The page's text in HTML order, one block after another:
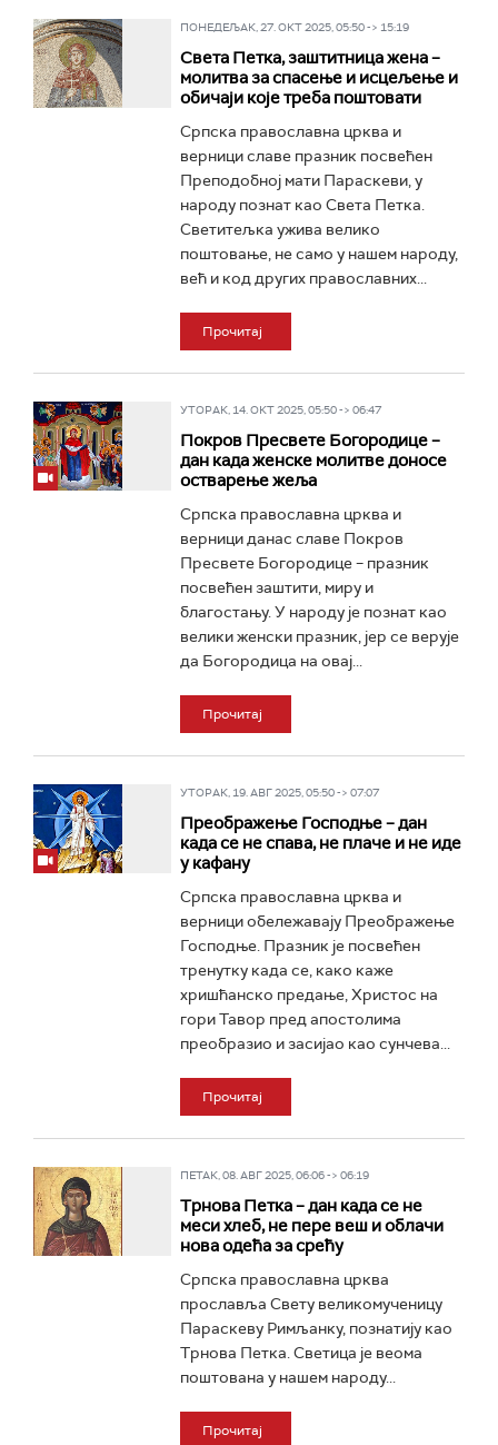
ПОНЕДЕЉАК, 27. ОКТ 2025, 05:50 -> 15:19
Света Петка, заштитница жена –
молитва за спасење и исцељење и
обичаји које треба поштовати
Српска православна црква и
верници славе празник посвећен
Преподобној мати Параскеви, у
народу познат као Света Петка.
Светитељкa ужива велико
поштовање, не само у нашем народу,
већ и код других православних...
Прочитај
УТОРАК, 14. ОКТ 2025, 05:50 -> 06:47
Покров Пресвете Богородице –
дан када женске молитве доносе
остварење жеља
Српска православна црква и
верници данас славе Покров
Пресвете Богородице – празник
посвећен заштити, миру и
благостању. У народу је познат као
велики женски празник, јер се верује
да Богородица на овај...
Прочитај
УТОРАК, 19. АВГ 2025, 05:50 -> 07:07
Преображење Господње – дан
када се не спава, не плаче и не иде
у кафану
Српска православна црква и
верници обележавају Преображење
Господње. Празник је посвећен
тренутку када се, како каже
хришћанско предање, Христос на
гори Тавор пред апостолима
преобразио и засијао као сунчева...
Прочитај
ПЕТАК, 08. АВГ 2025, 06:06 -> 06:19
Трнова Петка – дан када се не
меси хлеб, не пере веш и облачи
нова одећа за срећу
Српска православна црква
прославља Свету великомученицу
Параскеву Римљанку, познатију као
Трнова Петка. Светица је веома
поштована у нашем народу...
Прочитај